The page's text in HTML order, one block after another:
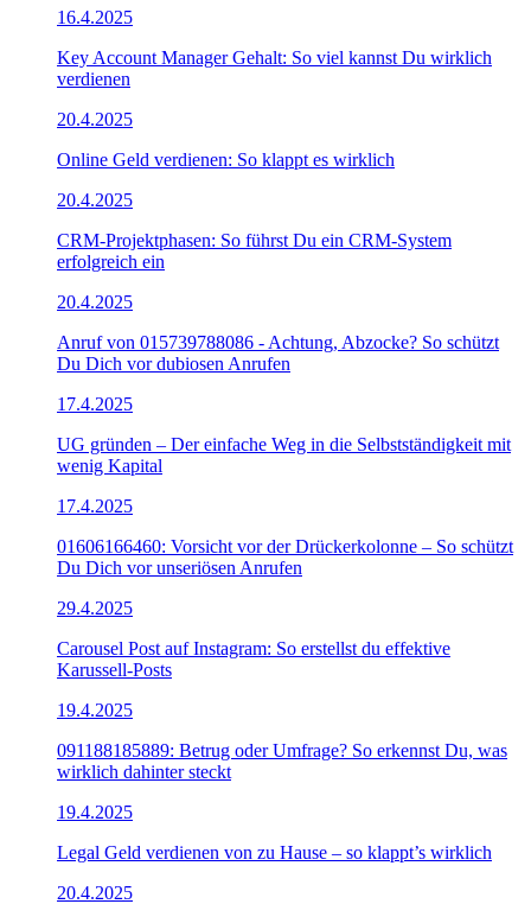
16.4.2025
Key Account Manager Gehalt: So viel kannst Du wirklich
verdienen
20.4.2025
Online Geld verdienen: So klappt es wirklich
20.4.2025
CRM-Projektphasen: So führst Du ein CRM-System
erfolgreich ein
20.4.2025
Anruf von 015739788086 - Achtung, Abzocke? So schützt
Du Dich vor dubiosen Anrufen
17.4.2025
UG gründen – Der einfache Weg in die Selbstständigkeit mit
wenig Kapital
17.4.2025
01606166460: Vorsicht vor der Drückerkolonne – So schützt
Du Dich vor unseriösen Anrufen
29.4.2025
Carousel Post auf Instagram: So erstellst du effektive
Karussell-Posts
19.4.2025
091188185889: Betrug oder Umfrage? So erkennst Du, was
wirklich dahinter steckt
19.4.2025
Legal Geld verdienen von zu Hause – so klappt’s wirklich
20.4.2025